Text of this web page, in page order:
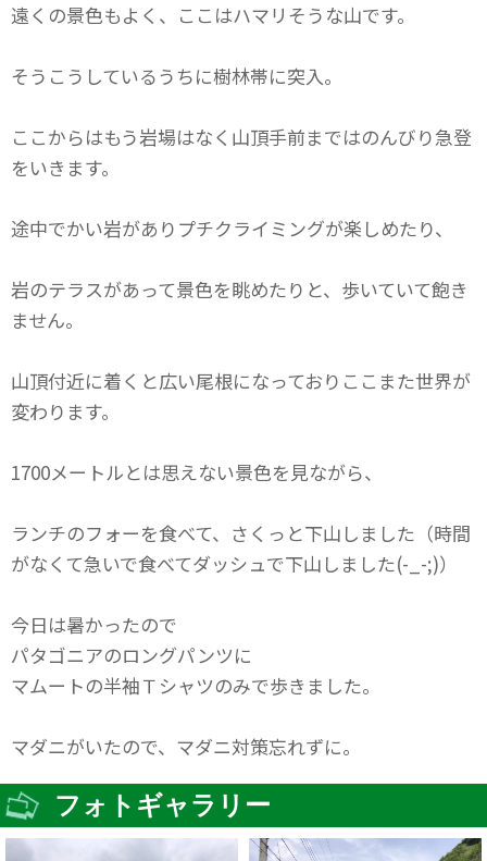
遠くの景色もよく、ここはハマリそうな山です。
そうこうしているうちに樹林帯に突入。
ここからはもう岩場はなく山頂手前まではのんびり急登
をいきます。
途中でかい岩がありプチクライミングが楽しめたり、
岩のテラスがあって景色を眺めたりと、歩いていて飽き
ません。
山頂付近に着くと広い尾根になっておりここまた世界が
変わります。
1700メートルとは思えない景色を見ながら、
ランチのフォーを食べて、さくっと下山しました（時間
がなくて急いで食べてダッシュで下山しました(-_-;)）
今日は暑かったので
パタゴニアのロングパンツに
マムートの半袖Ｔシャツのみで歩きました。
マダニがいたので、マダニ対策忘れずに。
フォトギャラリー